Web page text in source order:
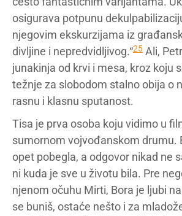
osigurava potpunu
njegovim ekskurzijama iz
divljine i nepredvidljivog.“25 Ali,
junakinja od krvi i mesa, kroz koju
težnje za slobodom stalno obija o
rasnu i klasnu sputanost.
Tisa je prva osoba koju vidimo u
sumornom vojvođanskom drumu.
opet pobegla, a odgovor nikad ne
ni kuda je sve u životu bila. Pre
njenom očuhu Mirti, Bora je ljubi
se buniš, ostaće nešto i za